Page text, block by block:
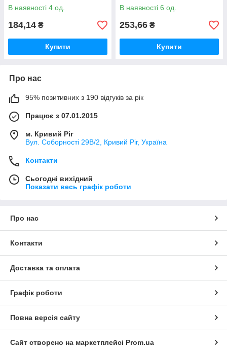
В наявності 4 од.
184,14 ₴
Купити
В наявності 6 од.
253,66 ₴
Купити
Про нас
95% позитивних з 190 відгуків за рік
Працює з 07.01.2015
м. Кривий Ріг
Вул. Соборності 29В/2, Кривий Ріг, Україна
Контакти
Сьогодні вихідний
Показати весь графік роботи
Про нас
Контакти
Доставка та оплата
Графік роботи
Повна версія сайту
Сайт створено на маркетплейсі Prom.ua